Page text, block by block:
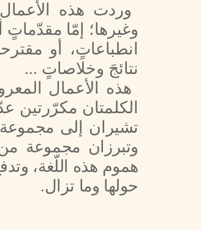
وردت هذه
وغيرها؛ إمّا مقدّماتٍ
انطباعاتٍ، أو
نتائجَ وخلاصاتٍ ...
هذه الأعمال
الكلمتان
تشيران
إلى
وتبرزان مجموعة
هموم هذه اللّغة،
حولها وما تزال.